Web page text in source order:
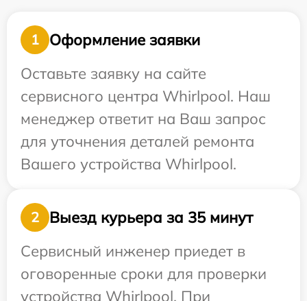
1
Оформление заявки
Оставьте заявку на сайте
сервисного центра Whirlpool. Наш
менеджер ответит на Ваш запрос
для уточнения деталей ремонта
Вашего устройства Whirlpool.
2
Выезд курьера за 35 минут
Сервисный инженер приедет в
оговоренные сроки для проверки
устройства Whirlpool. При